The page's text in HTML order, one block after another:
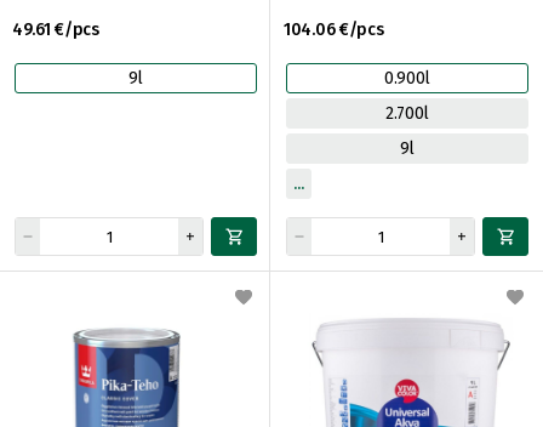
49.61 €/pcs
9l
104.06 €/pcs
0.900l
2.700l
9l